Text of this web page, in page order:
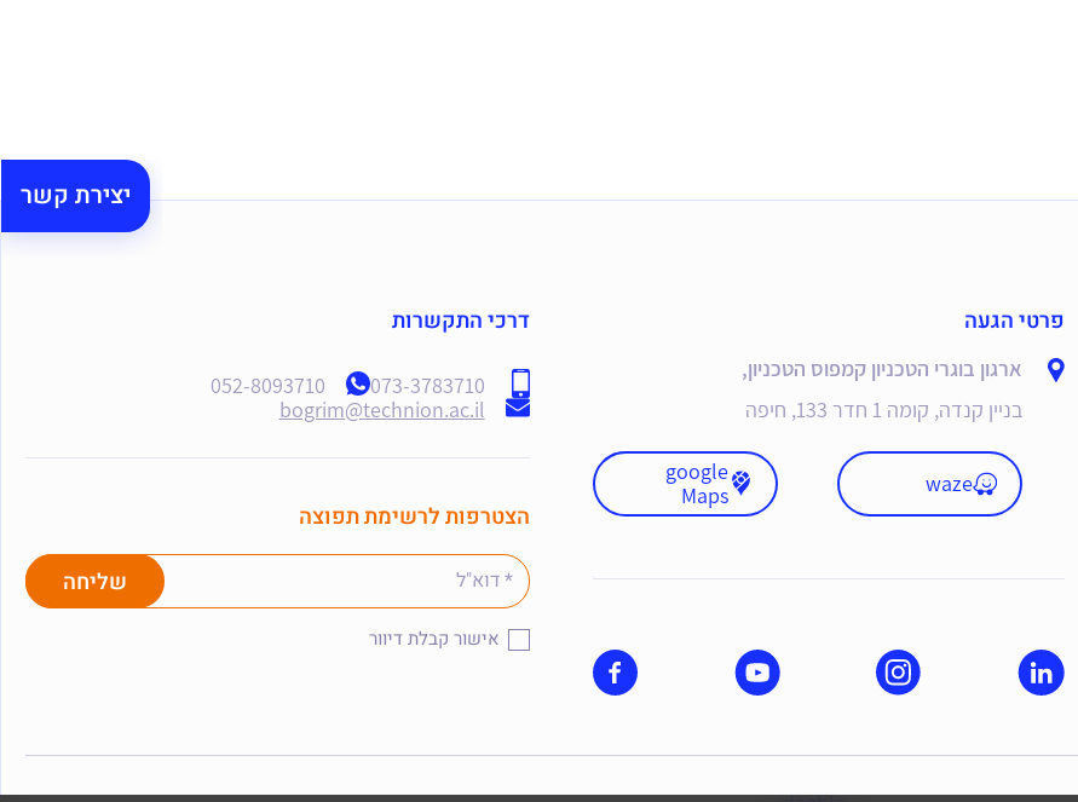
יצירת קשר
פרטי הגעה
ארגון בוגרי הטכניון קמפוס הטכניון,
בניין קנדה, קומה 1 חדר 133, חיפה
waze
google
Maps
דרכי התקשרות
073-3783710
052-8093710
bogrim@technion.ac.il
הצטרפות לרשימת תפוצה
אישור קבלת דיוור